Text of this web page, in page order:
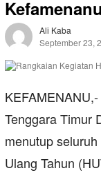
Ali Kaba
September 23,
Tenggara Timur
menutup
Ulang Tahun